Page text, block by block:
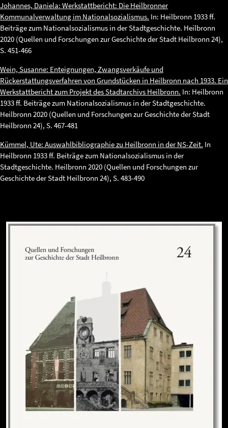
Johannes, Daniela: Werkstattbericht: Die Heilbronner
Kommunalverwaltung im Nationalsozialismus. In: Heilbronn 1933 ff.
Beiträge zum Nationalsozialismus in der Stadtgeschichte. Heilbronn
2020 (Quellen und Forschungen zur Geschichte der Stadt Heilbronn 24),
S. 451-466
Wein, Susanne: Enteignungen, Zwangsverkäufe und
Rückerstattungsverfahren von Grundstücken in Heilbronn nach 1933. Ein
Werkstattbericht zum Projekt des Stadtarchivs Heilbronn. In: Heilbronn
1933 ff. Beiträge zum Nationalsozialismus in der Stadtgeschichte.
Heilbronn 2020 (Quellen und Forschungen zur Geschichte der Stadt
Heilbronn 24), S. 467-481
Kümmel, Ute: Auswahlbibliographie zu Heilbronn in der NS-Zeit. In
Heilbronn 1933 ff. Beiträge zum Nationalsozialismus in der
Stadtgeschichte. Heilbronn 2020 (Quellen und Forschungen zur
Geschichte der Stadt Heilbronn 24), S. 483-490